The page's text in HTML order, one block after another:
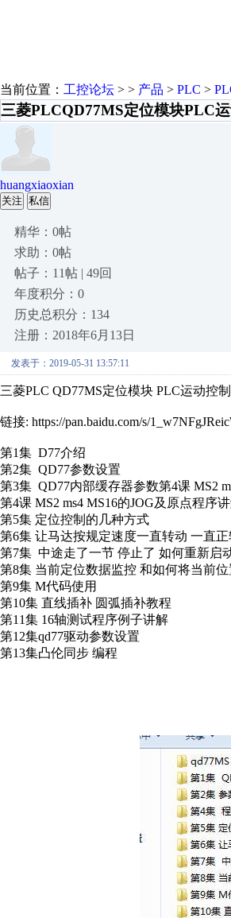
当前位置： 工控论坛 > > 产品 > PLC >
三菱PLCQD77MS定位模块PLC
huangxiaoxian
关注 私信
精华：0帖
求助：0帖
帖子：11帖 | 49回
年度积分：0
历史总积分：134
注册：2018年6月13日
发表于：2019-05-31 13:57:11
三菱PLC QD77MS定位模块 PLC运动控
链接: https://pan.baidu.com/s/
第1集 D77介绍
第2集 QD77参数设置
第3集 QD77内部缓存器参数第4课 MS2
第4课 MS2 ms4 MS16的JOG及原点程序
第5集 定位控制的几种方式
第6集 让马达按规定速度一直转动 一直
第7集 中途走了一节 停止了 如何重新启
第8集 当前定位数据监控 和如何将当前位
第9集 M代码使用
第10集 直线插补 圆弧插补教程
第11集 16轴测试程序例子讲解
第12集qd77驱动参数设置
第13集凸伦同步 编程